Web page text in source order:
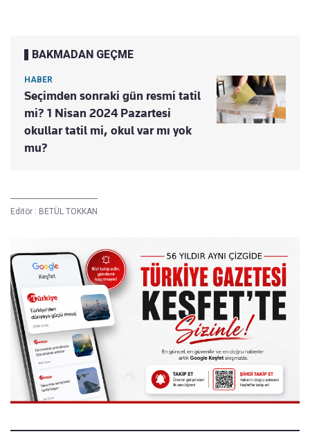
BAKMADAN GEÇME
HABER
Seçimden sonraki gün resmi tatil
mi? 1 Nisan 2024 Pazartesi
okullar tatil mi, okul var mı yok
mu?
Editör : BETÜL TOKKAN